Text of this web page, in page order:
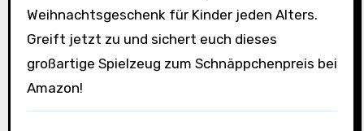
Weihnachtsgeschenk für Kinder jeden Alters.
Greift jetzt zu und sichert euch dieses
großartige Spielzeug zum Schnäppchenpreis bei
Amazon!